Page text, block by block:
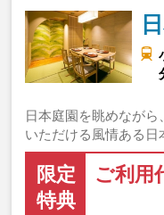
日本庭園を眺めなが
いただける風情ある日
限定
特典
ご利用